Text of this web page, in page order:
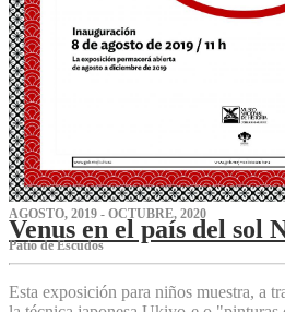
AGOSTO, 2019 - OCTUBRE, 2020
Venus en el país del sol
P‌atio de Escudos
Esta exposición para niños muestra, a